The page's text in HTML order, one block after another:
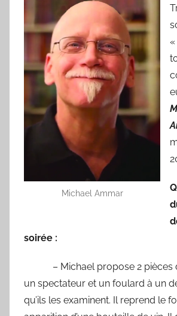
Michael Ammar
soirée :
– Michael propose 2 pièces
un spectateur et un foulard à un
qu’ils les examinent. Il reprend le